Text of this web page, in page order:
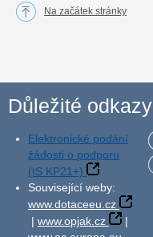
Na začátek stránky
Důležité odkazy
Elektronické podání
žádosti o podporu
(IS KP21+)
Související weby:
www.dotaceeu.cz
| www.opjak.cz
|